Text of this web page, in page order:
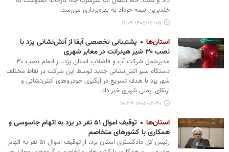
خلدبرین نیمه خرداد به بهره‌برداری می‌رسد.
۱۴۰۵-۰۳-۰۵ ۱۱:۰۹
استان‌ها
پشتیبانی تخصصی آبفا از آتش‌نشانی یزد با
نصب ۳۰ شیر هیدرانت در معابر شهری
مدیرعامل شرکت آب و فاضلاب استان یزد، از اتمام نصب ۳۰
دستگاه شیر آتش‌نشانی جدید توسط این شرکت در نقاط مختلف
شهر یزد با هدف تسریع در آبگیری خودروهای آتش‌نشانی و
ارتقای ایمنی شهری خبر داد.
۱۴۰۵-۰۲-۳۰ ۲۰:۳۹
استان‌ها
توقیف اموال ۵۱ نفر در یزد به اتهام جاسوسی و
همکاری با کشورهای متخاصم
رئیس کل دادگستری استان یزد، از توقیف اموال ۵۱ نفر به اتهام